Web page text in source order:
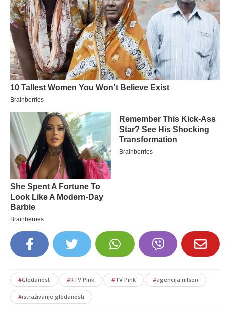
#Gledanost #RTV Pink #TV Pink #agencija nilsen
#istraživanje gledanosti